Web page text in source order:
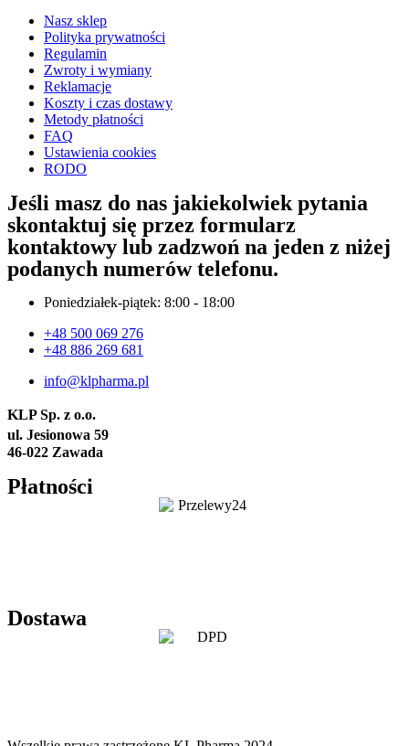
Nasz sklep
Polityka prywatności
Regulamin
Zwroty i wymiany
Reklamacje
Koszty i czas dostawy
Metody płatności
FAQ
Ustawienia cookies
RODO
Jeśli masz do nas jakiekolwiek pytania
skontaktuj się przez formularz
kontaktowy lub zadzwoń na jeden z niżej
podanych numerów telefonu.
Poniedziałek-piątek: 8:00 - 18:00
+48 500 069 276
+48 886 269 681
info@klpharma.pl
KLP Sp. z o.o.
ul. Jesionowa 59
46-022 Zawada
Płatności
Dostawa